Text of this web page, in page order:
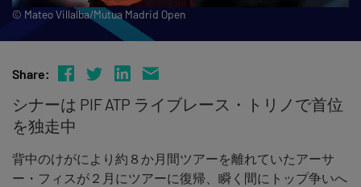
© Mateo Villalba/Mutua Madrid Open
Share:
シナーは PIF ATP ライブレース・トリノで首位
を独走中
背中のけがにより約８か月間ツアーを離れていたアーサ
ー・フィスが２月にツアーに復帰、瞬く間にトップ争いへ